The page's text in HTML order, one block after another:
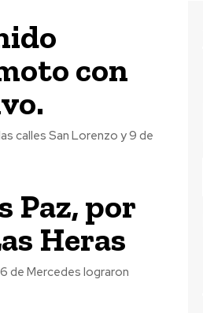
con
calles San Lorenzo y 9 de
Paz, por
Heras
de Mercedes lograron